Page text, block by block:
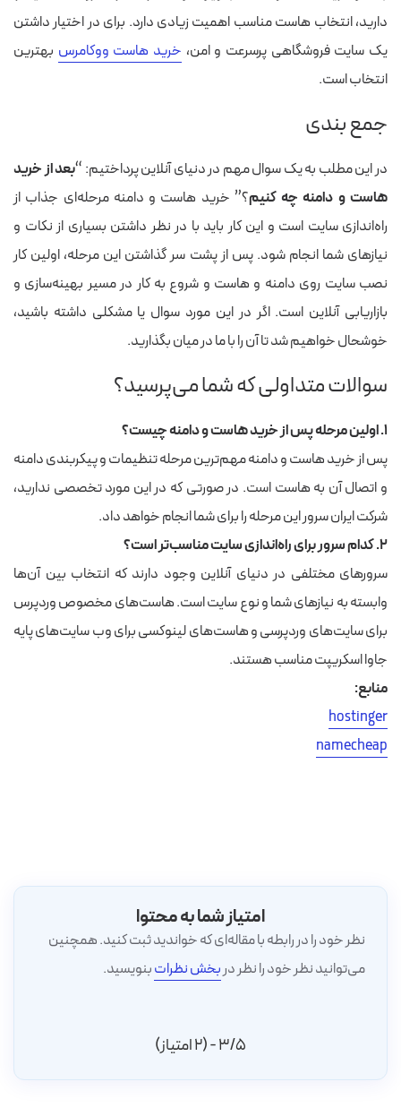
دارید، انتخاب هاست مناسب اهمیت زیادی دارد. برای در اختیار داشتن
یک سایت فروشگاهی پرسرعت و امن، خرید هاست ووکامرس بهترین
انتخاب است.
جمع بندی
در این مطلب به یک سوال مهم در دنیای آنلاین پرداختیم: “بعد از خرید
هاست و دامنه چه کنیم؟” خرید هاست و دامنه مرحله‌ای جذاب از
راه‌اندازی سایت است و این کار باید با در نظر داشتن بسیاری از نکات و
نیازهای شما انجام شود. پس از پشت سر گذاشتن این مرحله، اولین کار
نصب سایت روی دامنه و هاست و شروع به کار در مسیر بهینه‌سازی و
بازاریابی آنلاین است. اگر در این مورد سوال یا مشکلی داشته باشید،
خوشحال خواهیم شد تا آن را با ما در میان بگذارید.
سوالات متداولی که شما می‌پرسید؟
۱. اولین مرحله پس از خرید هاست و دامنه چیست؟
پس از خرید هاست و دامنه مهم‌ترین مرحله تنظیمات و پیکربندی دامنه
و اتصال آن به هاست است. در صورتی که در این مورد تخصصی ندارید،
شرکت ایران سرور این مرحله را برای شما انجام خواهد داد.
۲. کدام سرور برای راه‌اندازی سایت مناسب‌تر است؟
سرورهای مختلفی در دنیای آنلاین وجود دارند که انتخاب بین آن‌ها
وابسته به نیازهای شما و نوع سایت است. هاست‌های مخصوص وردپرس
برای سایت‌های وردپرسی و هاست‌های لینوکسی برای وب سایت‌های پایه
جاوا اسکریپت مناسب هستند.
منابع:
hostinger
namecheap
امتیاز شما به محتوا
نظر خود را در رابطه با مقاله‌ای که خواندید ثبت کنید. همچنین
می‌توانید نظر خود را نظر دربخش نظراتبنویسید.
3/5 - (2 امتیاز)